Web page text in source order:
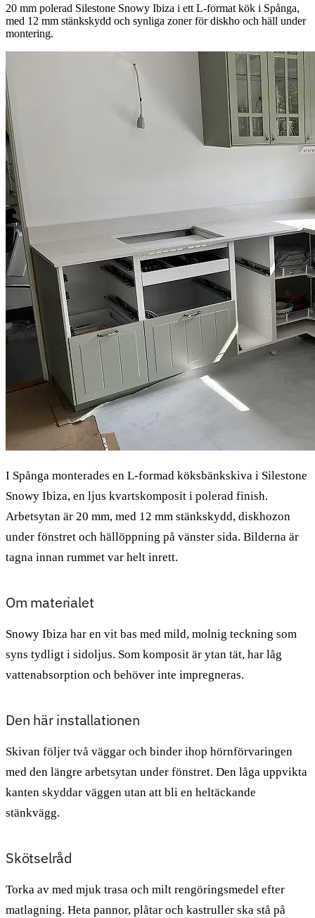
20 mm polerad Silestone Snowy Ibiza i ett L-format kök i Spånga,
med 12 mm stänkskydd och synliga zoner för diskho och häll under
montering.
I Spånga monterades en L-formad köksbänkskiva i Silestone
Snowy Ibiza, en ljus kvartskomposit i polerad finish.
Arbetsytan är 20 mm, med 12 mm stänkskydd, diskhozon
under fönstret och hällöppning på vänster sida. Bilderna är
tagna innan rummet var helt inrett.
Om materialet
Snowy Ibiza har en vit bas med mild, molnig teckning som
syns tydligt i sidoljus. Som komposit är ytan tät, har låg
vattenabsorption och behöver inte impregneras.
Den här installationen
Skivan följer två väggar och binder ihop hörnförvaringen
med den längre arbetsytan under fönstret. Den låga uppvikta
kanten skyddar väggen utan att bli en heltäckande
stänkvägg.
Skötselråd
Torka av med mjuk trasa och milt rengöringsmedel efter
matlagning. Heta pannor, plåtar och kastruller ska stå på